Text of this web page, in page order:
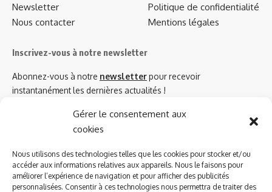
Gérer le consentement aux
cookies
Nous utilisons des technologies telles que les cookies pour stocker et/ou
accéder aux informations relatives aux appareils. Nous le faisons pour
améliorer l’expérience de navigation et pour afficher des publicités
personnalisées. Consentir à ces technologies nous permettra de traiter des
Newsletter
Nous contacter
Politique de confidentialité
Mentions légales
Inscrivez-vous à notre newsletter
Abonnez-vous à notre newsletterpour recevoir
instantanément les dernières actualités !
Azinat.com TV soutient